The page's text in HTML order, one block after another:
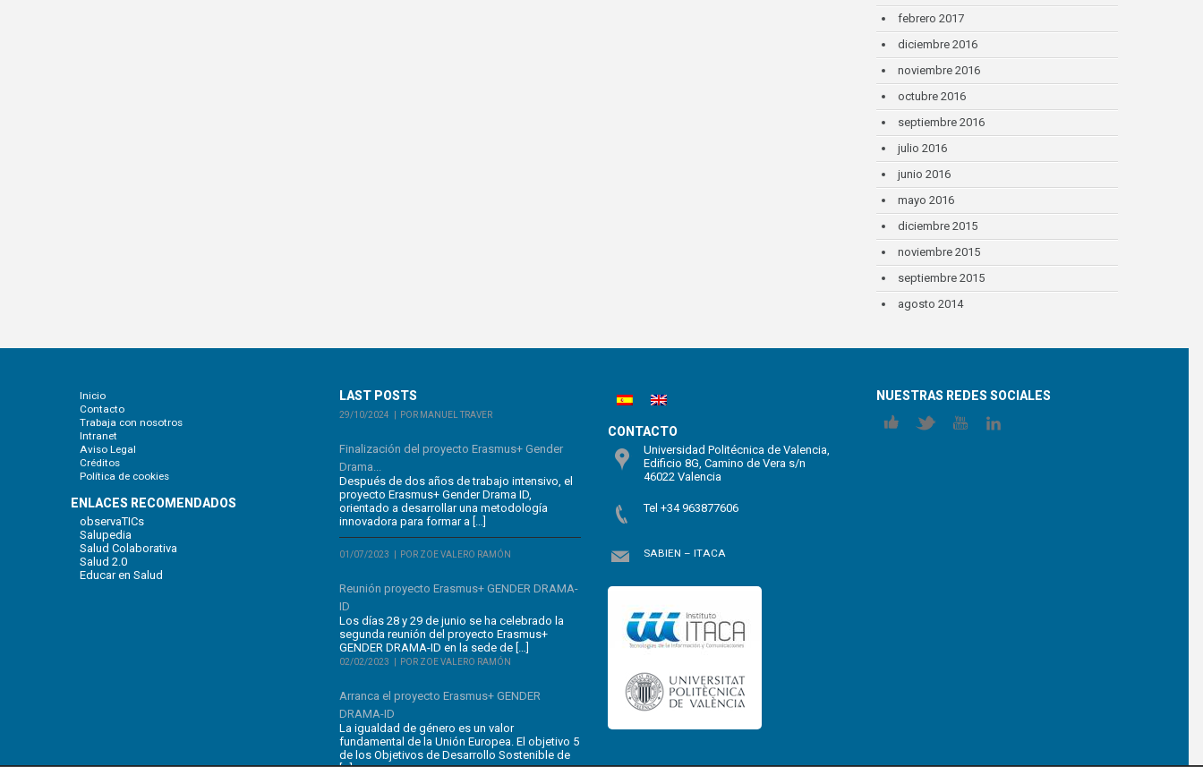
febrero 2017
diciembre 2016
noviembre 2016
octubre 2016
septiembre 2016
julio 2016
junio 2016
mayo 2016
diciembre 2015
noviembre 2015
septiembre 2015
agosto 2014
Inicio
Contacto
Trabaja con nosotros
Intranet
Aviso Legal
Créditos
Política de cookies
ENLACES RECOMENDADOS
observaTICs
Salupedia
Salud Colaborativa
Salud 2.0
Educar en Salud
LAST POSTS
29/10/2024 POR MANUEL TRAVER
Finalización del proyecto Erasmus+ Gender
Drama...
Después de dos años de trabajo intensivo, el
proyecto Erasmus+ Gender Drama ID,
orientado a desarrollar una metodología
innovadora para formar a […]
01/07/2023 POR ZOE VALERO RAMÓN
Reunión proyecto Erasmus+ GENDER DRAMA-
ID
Los días 28 y 29 de junio se ha celebrado la
segunda reunión del proyecto Erasmus+
GENDER DRAMA-ID en la sede de […]
02/02/2023 POR ZOE VALERO RAMÓN
Arranca el proyecto Erasmus+ GENDER
DRAMA-ID
La igualdad de género es un valor
fundamental de la Unión Europea. El objetivo 5
de los Objetivos de Desarrollo Sostenible de
CONTACTO
Universidad Politécnica de Valencia,
Edificio 8G, Camino de Vera s/n
46022 Valencia
Tel +34 963877606
SABIEN – ITACA
NUESTRAS REDES SOCIALES